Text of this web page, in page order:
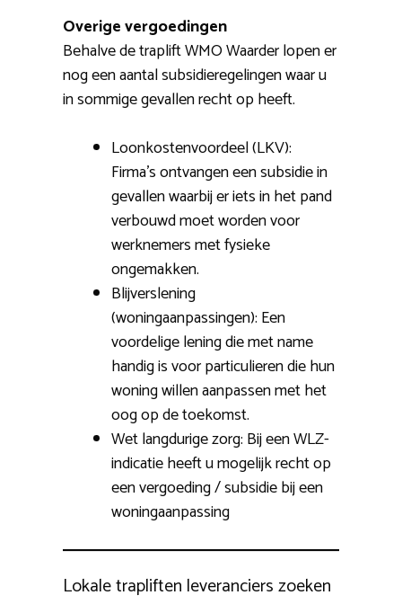
Overige vergoedingen
Behalve de traplift WMO Waarder lopen er
nog een aantal subsidieregelingen waar u
in sommige gevallen recht op heeft.
Loonkostenvoordeel (LKV):
Firma’s ontvangen een subsidie in
gevallen waarbij er iets in het pand
verbouwd moet worden voor
werknemers met fysieke
ongemakken.
Blijverslening
(woningaanpassingen): Een
voordelige lening die met name
handig is voor particulieren die hun
woning willen aanpassen met het
oog op de toekomst.
Wet langdurige zorg: Bij een WLZ-
indicatie heeft u mogelijk recht op
een vergoeding / subsidie bij een
woningaanpassing
Lokale trapliften leveranciers zoeken